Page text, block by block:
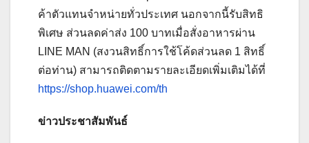
ค้าตัวแทนจำหน่ายทั่วประเทศ นอกจากนี้รับสิทธิ
พิเศษ ส่วนลดค่าส่ง 100 บาทเมื่อสั่งอาหารผ่าน
LINE MAN (สงวนสิทธิ์การใช้โค้ดส่วนลด 1 สิทธิ์
ต่อท่าน) สามารถติดตามรายละเอียดเพิ่มเติมได้ที่
https://shop.huawei.com/th
ข่าวประชาสัมพันธ์